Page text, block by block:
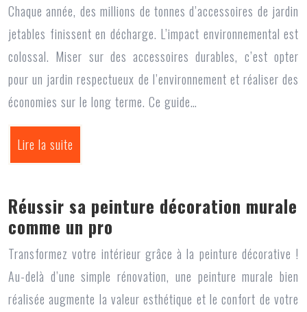
Chaque année, des millions de tonnes d’accessoires de jardin
jetables finissent en décharge. L’impact environnemental est
colossal. Miser sur des accessoires durables, c’est opter
pour un jardin respectueux de l’environnement et réaliser des
économies sur le long terme. Ce guide…
Lire la suite
Réussir sa peinture décoration murale
comme un pro
Transformez votre intérieur grâce à la peinture décorative !
Au-delà d’une simple rénovation, une peinture murale bien
réalisée augmente la valeur esthétique et le confort de votre